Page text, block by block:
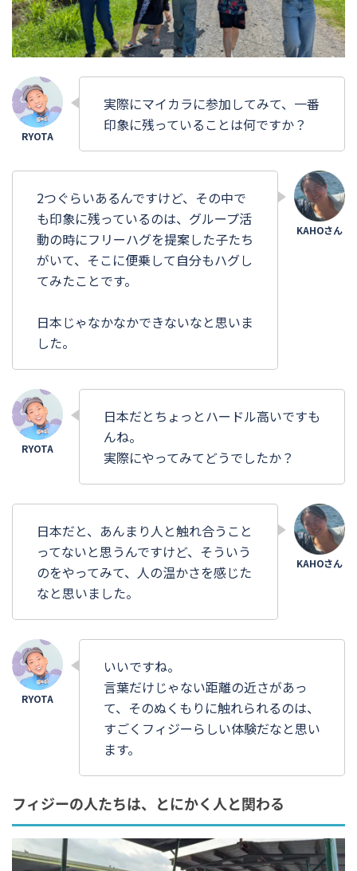
実際にマイカラに参加してみて、一番
印象に残っていることは何ですか？
2つぐらいあるんですけど、その中で
も印象に残っているのは、グループ活
動の時にフリーハグを提案した子たち
がいて、そこに便乗して自分もハグし
てみたことです。
日本じゃなかなかできないなと思いま
した。
日本だとちょっとハードル高いですも
んね。
実際にやってみてどうでしたか？
日本だと、あんまり人と触れ合うこと
ってないと思うんですけど、そういう
のをやってみて、人の温かさを感じた
なと思いました。
いいですね。
言葉だけじゃない距離の近さがあっ
て、そのぬくもりに触れられるのは、
すごくフィジーらしい体験だなと思い
ます。
フィジーの人たちは、とにかく人と関わる